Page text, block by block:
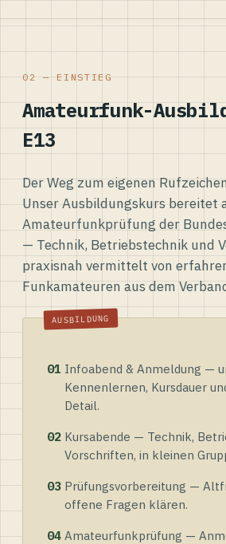
02 — EINSTIEG
Amateurfunk-
E13
Der Weg zum eigenen
Unser Ausbildungskurs bereitet
Amateurfunkprüfung der
— Technik, Betriebstechnik und
praxisnah vermittelt von
Funkamateuren aus dem
01 Infoabend & Anmeldung —
Kennenlernen, Kursdauer
Detail.
02 Kursabende — Technik,
Vorschriften, in kleinen
03 Prüfungsvorbereitung —
offene Fragen klären.
04 Amateurfunkprüfung —